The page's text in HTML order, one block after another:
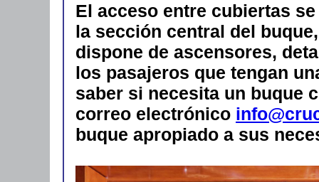
El acceso entre cubiertas
la sección central del
dispone de ascensores,
los pasajeros que tengan
saber si necesita un buque
correo electrónico
buque apropiado a sus